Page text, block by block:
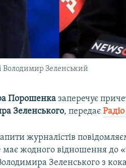
Володимир Зеленський
Порошенка заперечує
Зеленського, передає
журналістів
жодного відношення до
Зеленського з